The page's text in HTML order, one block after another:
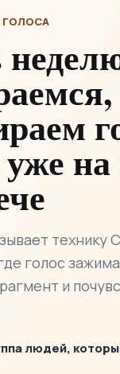
ГОЛОСА
технику
голос
и
людей,